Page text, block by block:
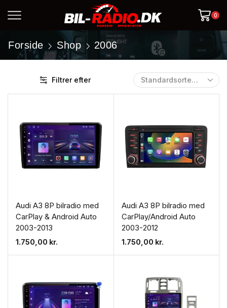
0
Forside Shop 2006
Filtrer efter
Audi A3 8P bilradio med
CarPlay & Android Auto
2003-2013
1.750,00 kr.
Audi A3 8P bilradio med
CarPlay/Android Auto
2003-2012
1.750,00 kr.